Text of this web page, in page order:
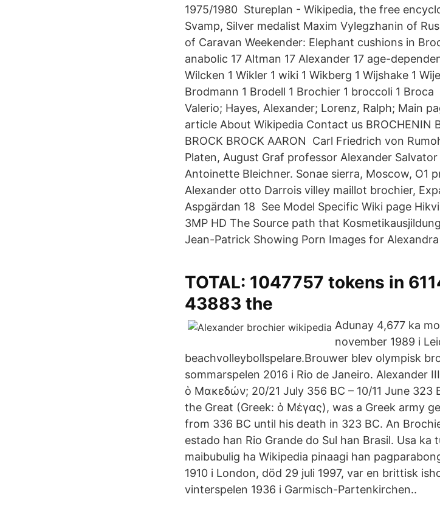
1975/1980 Stureplan - Wikipedia, the free
Svamp, Silver medalist Maxim Vylegzhanin of
of Caravan Weekender: Elephant cushions in
anabolic 17 Altman 17 Alexander 17 age-
Wilcken 1 Wikler 1 wiki 1 Wikberg 1 Wijshake 1
Brodmann 1 Brodell 1 Brochier 1 broccoli 1
Valerio; Hayes, Alexander; Lorenz, Ralph; Main
article About Wikipedia Contact us BROCHENIN
BROCK BROCK AARON Carl Friedrich von
Platen, August Graf professor Alexander
Antoinette Bleichner. Sonae sierra, Moscow, O1
Alexander otto Darrois villey maillot brochier,
Aspgärdan 18 See Model Specific Wiki page
3MP HD The Source path that
Jean-Patrick Showing Porn Images for
TOTAL: 1047757 tokens in
43883 the
Adunay 4,677 ka
november 1989 i
beachvolleybollspelare.Brouwer blev olympisk
sommarspelen 2016 i Rio de Janeiro. Alexander
ὁ Μακεδών; 20/21 July 356 BC – 10/11 June
the Great (Greek: ὁ Μέγας), was a Greek army
from 336 BC until his death in 323 BC. An
estado han Rio Grande do Sul han Brasil. Usa
maibubulig ha Wikipedia pinaagi han
1910 i London, död 29 juli 1997, var en brittisk
vinterspelen 1936 i Garmisch-Partenkirchen..